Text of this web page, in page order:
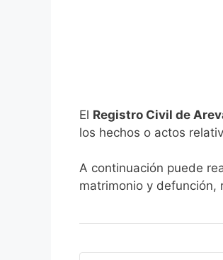
El Registro Civil de
los hechos o actos
A continuación puede
matrimonio y defunción,